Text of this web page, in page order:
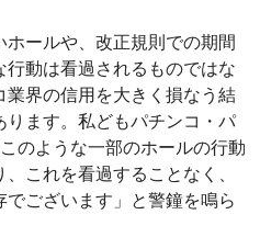
ホールや、改正規則での期間
動は看過されるものではな
業界の信用を大きく損なう結
ます。私どもパチンコ・パ
のような一部のホールの行動
これを看過することなく、
ございます」と警鐘を鳴ら